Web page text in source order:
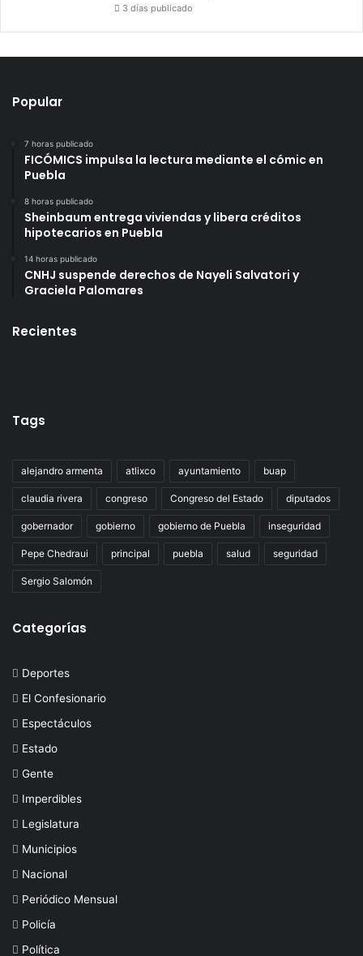
3 días publicado
Popular
7 horas publicado
FICÓMICS impulsa la lectura mediante el cómic en
Puebla
8 horas publicado
Sheinbaum entrega viviendas y libera créditos
hipotecarios en Puebla
14 horas publicado
CNHJ suspende derechos de Nayeli Salvatori y
Graciela Palomares
Recientes
Tags
alejandro armenta atlixco ayuntamiento buap
claudia rivera congreso Congreso del Estado diputados
gobernador gobierno gobierno de Puebla inseguridad
Pepe Chedraui principal puebla salud seguridad
Sergio Salomón
Categorías
Deportes
El Confesionario
Espectáculos
Estado
Gente
Imperdibles
Legislatura
Municipios
Nacional
Periódico Mensual
Policía
Política